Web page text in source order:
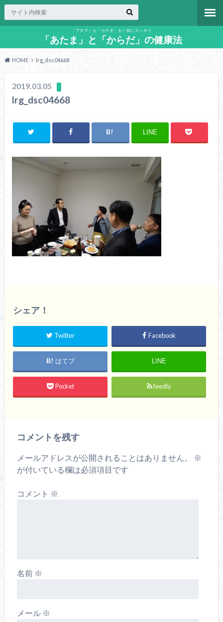
「アタマ」も「カラダ」も一気にスッキリ
「あたま」と「からだ」の健康法
HOME lrg_dsc04668
2019.03.05
lrg_dsc04668
LINE
シェア！
Twitter Facebook
はてブ LINE
Pocket feedly
コメントを残す
メールアドレスが公開されることはありません。
※
が付いている欄は必須項目です
コメント ※
名前 ※
メール ※